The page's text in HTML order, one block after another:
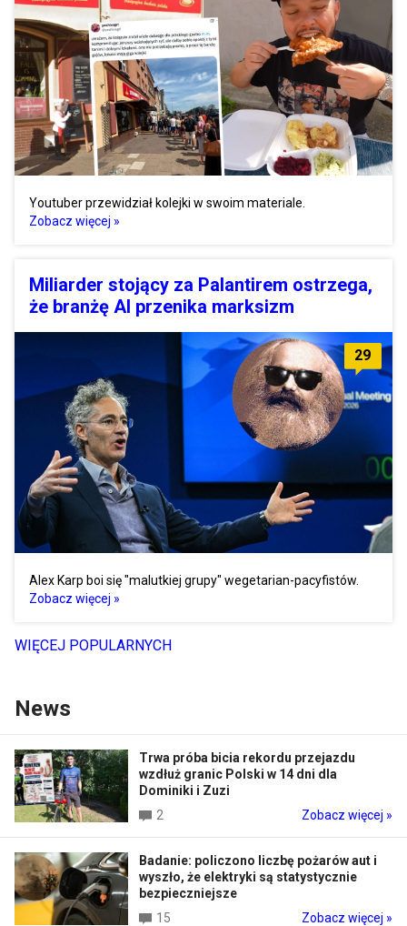
Youtuber przewidział kolejki w swoim materiale.
Zobacz więcej »
Miliarder stojący za Palantirem ostrzega,
że branżę AI przenika marksizm
29
Alex Karp boi się "malutkiej grupy" wegetarian-pacyfistów.
Zobacz więcej »
WIĘCEJ POPULARNYCH
News
Trwa próba bicia rekordu przejazdu
wzdłuż granic Polski w 14 dni dla
Dominiki i Zuzi
2
Zobacz więcej »
Badanie: policzono liczbę pożarów aut i
wyszło, że elektryki są statystycznie
bezpieczniejsze
15
Zobacz więcej »